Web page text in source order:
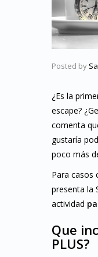
Posted by
¿Es la
escape?
comenta
gustaría
poco más
Para casos
presenta la
actividad
Que
PLUS?